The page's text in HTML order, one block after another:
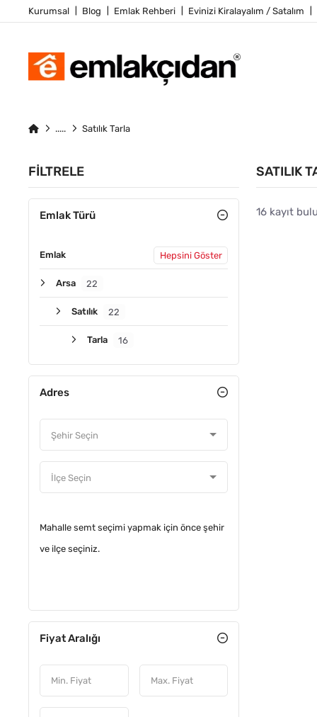
Kurumsal Blog Emlak Rehberi Evinizi Kiralayalım / Satalım
Satılık Tarla
FILTRELE
Emlak Türü
Emlak Hepsini Göster
Arsa 22
Satılık 22
Tarla 16
Adres
Mahalle semt seçimi yapmak için önce şehir
ve ilçe seçiniz.
Fiyat Aralığı
SATILIK
16 kayıt